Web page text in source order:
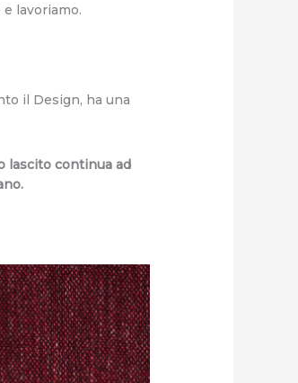
lavoriamo.
il Design, ha una
lascito continua ad